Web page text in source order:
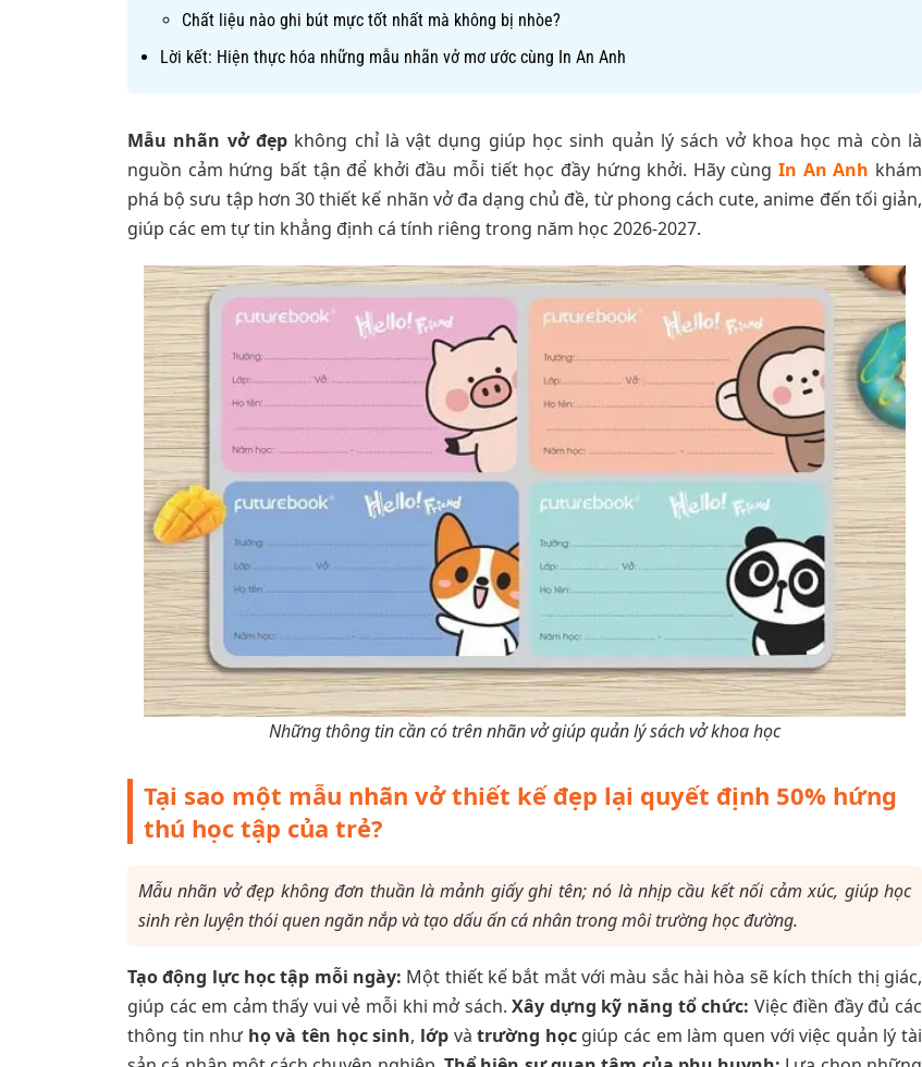
Chất liệu nào ghi bút mực tốt nhất mà không bị nhòe?
Lời kết: Hiện thực hóa những mẫu nhãn vở mơ ước cùng In An Anh
Mẫu nhãn vở đẹpkhông chỉ là vật dụng giúp học sinh quản lý sách vở khoa học mà còn là
nguồn cảm hứng bất tận để khởi đầu mỗi tiết học đầy hứng khởi. Hãy cùngIn An Anh khám
phá bộ sưu tập hơn 30 thiết kế nhãn vở đa dạng chủ đề, từ phong cách cute, anime đến tối giản,
giúp các em tự tin khẳng định cá tính riêng trong năm học 2026-2027.
Những thông tin cần có trên nhãn vở giúp quản lý sách vở khoa học
Tại sao một mẫu nhãn vở thiết kế đẹp lại quyết định 50% hứng
thú học tập của trẻ?
Mẫu nhãn vở đẹp không đơn thuần là mảnh giấy ghi tên; nó là nhịp cầu kết nối cảm xúc, giúp học
sinh rèn luyện thói quen ngăn nắp và tạo dấu ấn cá nhân trong môi trường học đường.
Tạo động lực học tập mỗi ngày: Một thiết kế bắt mắt với màu sắc hài hòa sẽ kích thích thị giác,
giúp các em cảm thấy vui vẻ mỗi khi mở sách.Xây dựng kỹ năng tổ chức: Việc điền đầy đủ các
thông tin như họ và tên học sinh, lớpvàtrường họcgiúp các em làm quen với việc quản lý tài